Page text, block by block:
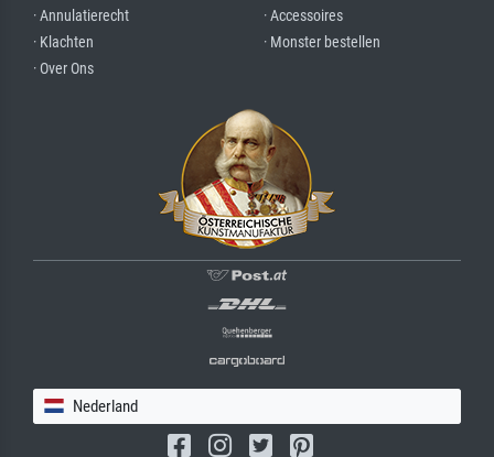
· Annulatierecht
· Klachten
· Over Ons
· Accessoires
· Monster bestellen
Nederland